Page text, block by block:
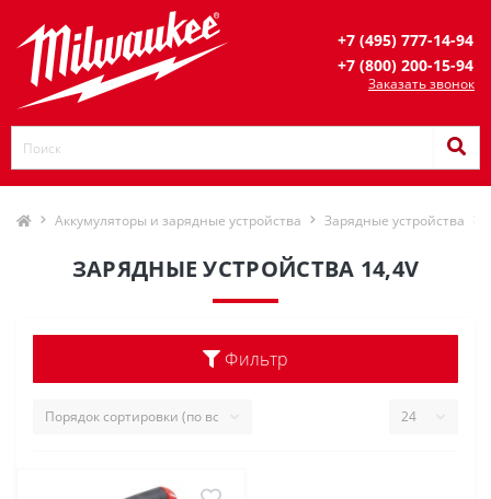
+7 (495) 777-14-94
+7 (800) 200-15-94
Заказать звонок
Аккумуляторы и зарядные устройства Зарядные устройства
ЗАРЯДНЫЕ УСТРОЙСТВА 14,4V
Фильтр